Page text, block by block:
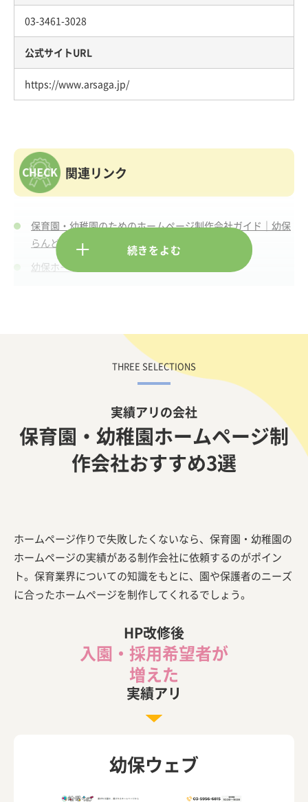
03-3461-3028
公式サイトURL
https://www.arsaga.jp/
関連リンク
保育園・幼稚園のためのホームページ制作会社ガイド｜幼保
らんど
幼保ホームページ制作会社まとめ
【保育園・幼稚園向け】アイウェイヴのホームページ制作の
【保育園・幼稚園向け】アトラボのホームページ制作の特徴
【保育園・幼稚園向け】アフラットのホームページ制作の特
徴は？
【保育園・幼稚園向け】AMSのホームページ制作の特徴は？
【保育園・幼稚園向け】園サポでどんなホームページが作れ
る？
【保育園・幼稚園向け】園ピタ！のホームページ制作の特徴
【保育園・幼稚園向け】幼稚園ねっとのホームページ制作の
【保育園・幼稚園向け】カラーエナジーのホームページ制作
実績アリの会社
保育園・幼稚園ホームページ制
作会社おすすめ3選
ホームページ作りで失敗したくないなら、保育園・幼稚園の
ホームページの実績がある制作会社に依頼するのがポイン
ト。保育業界についての知識をもとに、園や保護者のニーズ
に合ったホームページを制作してくれるでしょう。
HP改修後
入園・採用希望者が
増えた
実績アリ
幼保ウェブ